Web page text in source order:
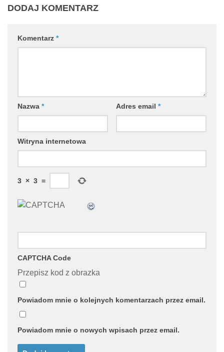
DODAJ KOMENTARZ
Komentarz *
Nazwa * Adres email *
Witryna internetowa
3 × 3 =
CAPTCHA Code
Przepisz kod z obrazka
Powiadom mnie o kolejnych komentarzach przez email.
Powiadom mnie o nowych wpisach przez email.